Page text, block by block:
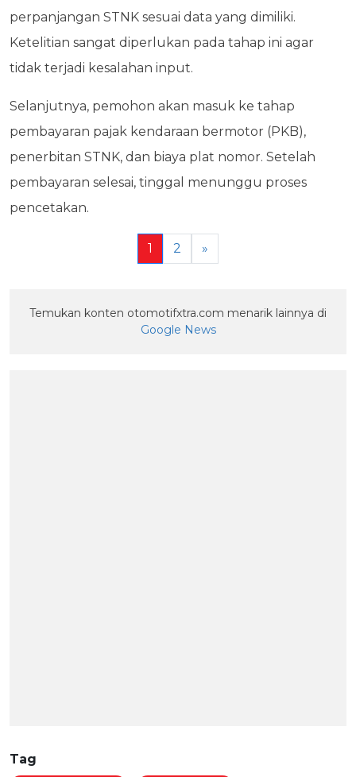
perpanjangan STNK sesuai data yang dimiliki.
Ketelitian sangat diperlukan pada tahap ini agar
tidak terjadi kesalahan input.
Selanjutnya, pemohon akan masuk ke tahap
pembayaran pajak kendaraan bermotor (PKB),
penerbitan STNK, dan biaya plat nomor. Setelah
pembayaran selesai, tinggal menunggu proses
pencetakan.
1 2 »
Temukan konten otomotifxtra.com menarik lainnya di
Google News
Tag